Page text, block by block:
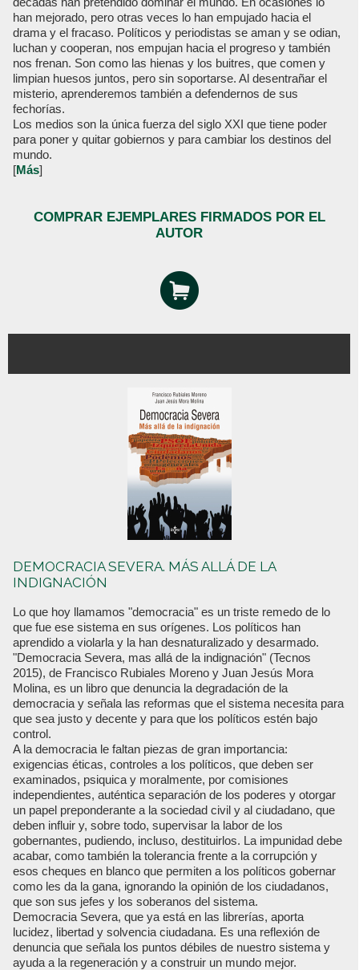
han mejorado, pero otras veces lo han empujado hacia el
drama y el fracaso. Políticos y periodistas se aman y se odian,
luchan y cooperan, nos empujan hacia el progreso y también
nos frenan. Son como las hienas y los buitres, que comen y
limpian huesos juntos, pero sin soportarse. Al desentrañar el
misterio, aprenderemos también a defendernos de sus
fechorías.
Los medios son la única fuerza del siglo XXI que tiene poder
para poner y quitar gobiernos y para cambiar los destinos del
mundo.
[Más]
COMPRAR EJEMPLARES FIRMADOS POR EL
AUTOR
DEMOCRACIA SEVERA. MÁS ALLÁ DE LA
INDIGNACIÓN
Lo que hoy llamamos "democracia" es un triste remedo de lo
que fue ese sistema en sus orígenes. Los políticos han
aprendido a violarla y la han desnaturalizado y desarmado.
"Democracia Severa, mas allá de la indignación" (Tecnos
2015), de Francisco Rubiales Moreno y Juan Jesús Mora
Molina, es un libro que denuncia la degradación de la
democracia y señala las reformas que el sistema necesita para
que sea justo y decente y para que los políticos estén bajo
control.
A la democracia le faltan piezas de gran importancia:
exigencias éticas, controles a los políticos, que deben ser
examinados, psiquica y moralmente, por comisiones
independientes, auténtica separación de los poderes y otorgar
un papel preponderante a la sociedad civil y al ciudadano, que
deben influir y, sobre todo, supervisar la labor de los
gobernantes, pudiendo, incluso, destituirlos. La impunidad debe
acabar, como también la tolerancia frente a la corrupción y
esos cheques en blanco que permiten a los políticos gobernar
como les da la gana, ignorando la opinión de los ciudadanos,
que son sus jefes y los soberanos del sistema.
Democracia Severa, que ya está en las librerías, aporta
lucidez, libertad y solvencia ciudadana. Es una reflexión de
denuncia que señala los puntos débiles de nuestro sistema y
ayuda a la regeneración y a construir un mundo mejor.